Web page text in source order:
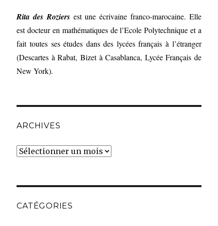
Rita des Roziers est une écrivaine franco-marocaine. Elle
est docteur en mathématiques de l’Ecole Polytechnique et a
fait toutes ses études dans des lycées français à l’étranger
(Descartes à Rabat, Bizet à Casablanca, Lycée Français de
New York).
ARCHIVES
Archives
CATÉGORIES